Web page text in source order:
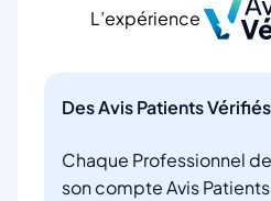
L’expérience
Des Avis Patients Vérifiés
Chaque Professionnel
son compte Avis